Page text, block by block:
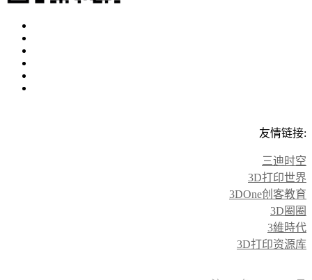
友情链接:
三迪时空
3D打印世界
3DOne创客教育
3D圈圈
3維時代
3D打印资源库